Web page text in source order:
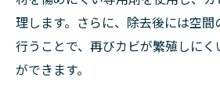
理します。さらに、除去後には空間
行うことで、再びカビが繁殖しにく
ができます。